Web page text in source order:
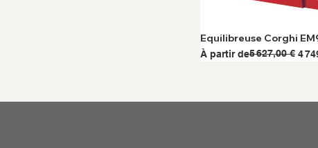
Equilibreuse Corghi
À partir de
Prix original5 627,00 € 4
Prix promotionnel